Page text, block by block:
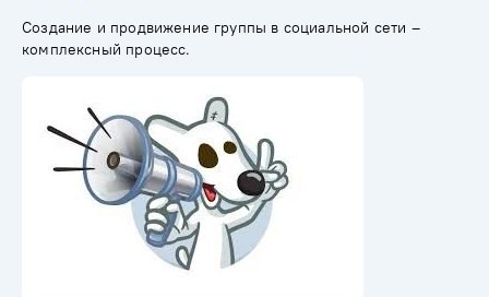
Создание и продвижение группы в социальной сети –
комплексный процесс.